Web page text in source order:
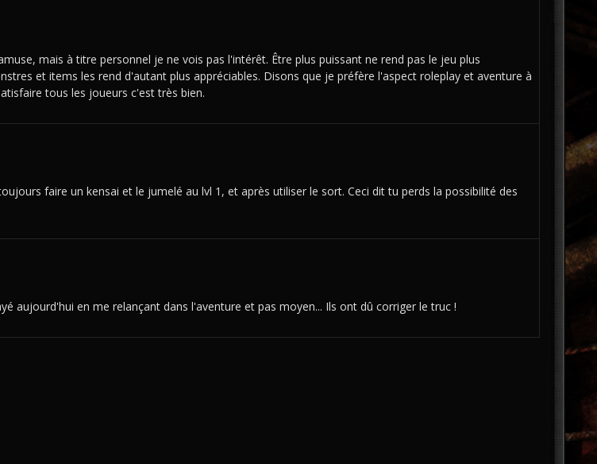
mais à titre personnel je ne vois pas l'intérêt. Être plus puissant ne rend pas le jeu plus
et items les rend d'autant plus appréciables. Disons que je préfère l'aspect roleplay et aventure à
tous les joueurs c'est très bien.
faire un kensai et le jumelé au lvl 1, et après utiliser le sort. Ceci dit tu perds la possibilité des
aujourd'hui en me relançant dans l'aventure et pas moyen... Ils ont dû corriger le truc !